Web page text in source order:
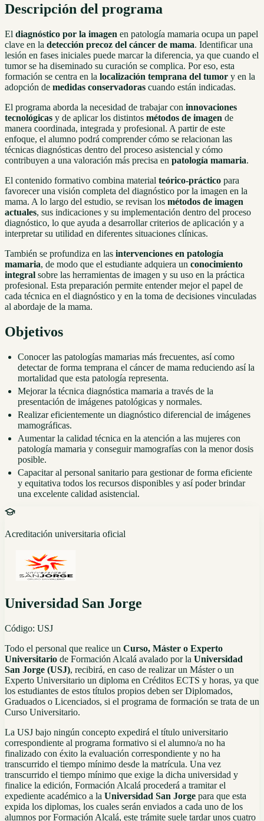
Descripción del programa
El diagnóstico por la imagen en patología mamaria ocupa un papel
clave en la detección precoz del cáncer de mama. Identificar una
lesión en fases iniciales puede marcar la diferencia, ya que cuando el
tumor se ha diseminado su curación se complica. Por eso, esta
formación se centra en la localización temprana del tumor y en la
adopción de medidas conservadoras cuando están indicadas.
El programa aborda la necesidad de trabajar con innovaciones
tecnológicas y de aplicar los distintos métodos de imagen de
manera coordinada, integrada y profesional. A partir de este
enfoque, el alumno podrá comprender cómo se relacionan las
técnicas diagnósticas dentro del proceso asistencial y cómo
contribuyen a una valoración más precisa en patología mamaria.
El contenido formativo combina material teórico-práctico para
favorecer una visión completa del diagnóstico por la imagen en la
mama. A lo largo del estudio, se revisan los métodos de imagen
actuales, sus indicaciones y su implementación dentro del proceso
diagnóstico, lo que ayuda a desarrollar criterios de aplicación y a
interpretar su utilidad en diferentes situaciones clínicas.
También se profundiza en las intervenciones en patología
mamaria, de modo que el estudiante adquiera un conocimiento
integral sobre las herramientas de imagen y su uso en la práctica
profesional. Esta preparación permite entender mejor el papel de
cada técnica en el diagnóstico y en la toma de decisiones vinculadas
al abordaje de la mama.
Objetivos
Conocer las patologías mamarias más frecuentes, así como
detectar de forma temprana el cáncer de mama reduciendo así la
mortalidad que esta patología representa.
Mejorar la técnica diagnóstica mamaria a través de la
presentación de imágenes patológicas y normales.
Realizar eficientemente un diagnóstico diferencial de imágenes
mamográficas.
Aumentar la calidad técnica en la atención a las mujeres con
patología mamaria y conseguir mamografías con la menor dosis
posible.
Capacitar al personal sanitario para gestionar de forma eficiente
y equitativa todos los recursos disponibles y así poder brindar
una excelente calidad asistencial.
Acreditación universitaria oficial
Universidad San Jorge
Código: USJ
Todo el personal que realice un Curso, Máster o Experto
Universitario de Formación Alcalá avalado por la Universidad
San Jorge (USJ), recibirá, en caso de realizar un Máster o un
Experto Universitario un diploma en Créditos ECTS y horas, ya que
los estudiantes de estos títulos propios deben ser Diplomados,
Graduados o Licenciados, si el programa de formación se trata de un
Curso Universitario.
La USJ bajo ningún concepto expedirá el título universitario
correspondiente al programa formativo si el alumno/a no ha
finalizado con éxito la evaluación correspondiente y no ha
transcurrido el tiempo mínimo desde la matrícula. Una vez
transcurrido el tiempo mínimo que exige la dicha universidad y
finalice la edición, Formación Alcalá procederá a tramitar el
expediente académico a la Universidad San Jorge para que esta
expida los diplomas, los cuales serán enviados a cada uno de los
alumnos por Formación Alcalá, este trámite suele tardar unos cuatro